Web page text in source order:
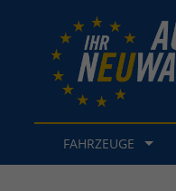
FAHRZEUGE